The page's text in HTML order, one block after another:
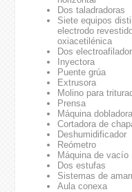
Dos taladradoras
Siete equipos
electrodo
oxiacetilénica
Dos
Inyectora
Puente grúa
Extrusora
Molino para
Prensa
Máquina
Cortadora de
Deshumidificador
Reómetro
Máquina de vacío
Dos estufas
Sistemas de
Aula conexa